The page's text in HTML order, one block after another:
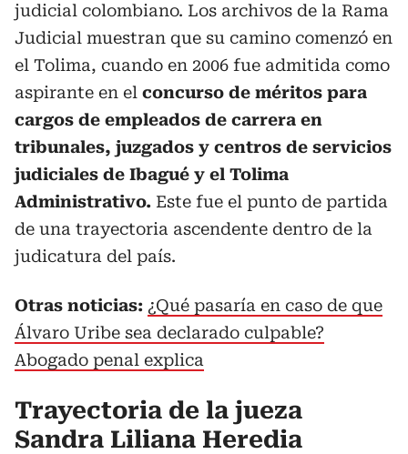
judicial colombiano. Los archivos de la Rama
Judicial muestran que su camino comenzó en
el Tolima, cuando en 2006 fue admitida como
aspirante en el concurso de méritos para
cargos de empleados de carrera en
tribunales, juzgados y centros de servicios
judiciales de Ibagué y el Tolima
Administrativo. Este fue el punto de partida
de una trayectoria ascendente dentro de la
judicatura del país.
Otras noticias: ¿Qué pasaría en caso de que
Álvaro Uribe sea declarado culpable?
Abogado penal explica
Trayectoria de la jueza
Sandra Liliana Heredia